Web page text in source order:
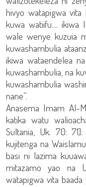
hivyo watapigwa
kuwa watiifu....
wale wenye kuzuia
kuwashambulia
ikiwa wataendelea
kuwashambulia, na
kuwashambulia
nane”.
Anasema Imam Al-
katika watu
Sultania, Uk. 70:
kujitenga na
basi ni lazima
mitazamo yao na
watapigwa vita